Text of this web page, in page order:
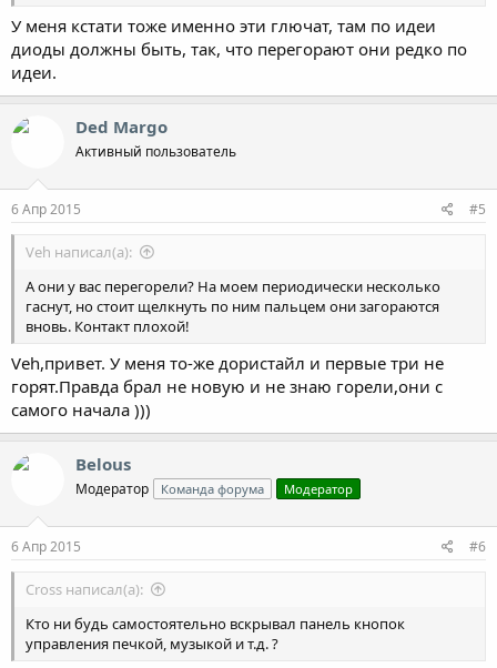
У меня кстати тоже именно эти глючат, там по идеи
диоды должны быть, так, что перегорают они редко по
идеи.
Ded Margo
Активный пользователь
6 Апр 2015 #5
Veh написал(а):
А они у вас перегорели? На моем периодически несколько
гаснут, но стоит щелкнуть по ним пальцем они загораются
вновь. Контакт плохой!
Veh,привет. У меня то-же дористайл и первые три не
горят.Правда брал не новую и не знаю горели,они с
самого начала )))
Belous
Модератор Команда форума Модератор
6 Апр 2015 #6
Cross написал(а):
Кто ни будь самостоятельно вскрывал панель кнопок
управления печкой, музыкой и т.д. ?